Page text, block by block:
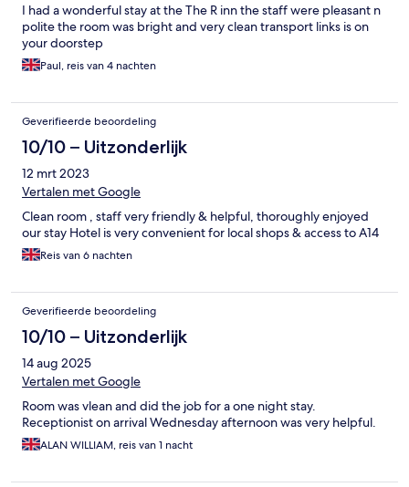
I had a wonderful stay at the The R inn the staff were pleasant n
polite the room was bright and very clean transport links is on
your doorstep
Paul, reis van 4 nachten
Geverifieerde beoordeling
10/10 – Uitzonderlijk
12 mrt 2023
Vertalen met Google
Clean room , staff very friendly & helpful, thoroughly enjoyed
our stay Hotel is very convenient for local shops & access to A14
Reis van 6 nachten
Geverifieerde beoordeling
10/10 – Uitzonderlijk
14 aug 2025
Vertalen met Google
Room was vlean and did the job for a one night stay.
Receptionist on arrival Wednesday afternoon was very helpful.
ALAN WILLIAM, reis van 1 nacht